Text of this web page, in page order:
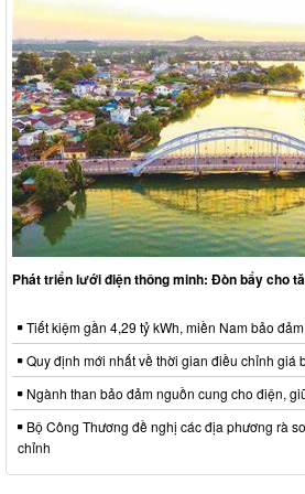
Phát triển lưới điện thông minh: Đòn bẩy cho
Tiết kiệm gần 4,29 tỷ kWh, miền Nam bảo
Quy định mới nhất về thời gian điều chỉnh giá
Ngành than bảo đảm nguồn cung cho điện,
Bộ Công Thương đề nghị các địa phương rà
chỉnh